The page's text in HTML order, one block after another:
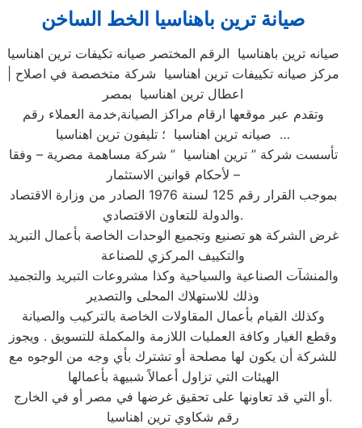
صيانة ترين باهناسيا الخط الساخن
صيانه ترين باهناسيا الرقم المختصر صيانه تكيفات ترين اهناسيا
اعطال ترين اهناسيا بمصر
وتقدم عبر موقعها ارقام مراكز الصيانة,خدمة العملاء رقم
صيانه ترين اهناسيا ؛ تليفون ترين اهناسيا …
تأسست شركة ” ترين اهناسيا ” شركة مساهمة مصرية – وفقا
لأحكام قوانين الاستثمار –
بموجب القرار رقم 125 لسنة 1976 الصادر من وزارة الاقتصاد
والدولة للتعاون الاقتصادي.
غرض الشركة هو تصنيع وتجميع الوحدات الخاصة بأعمال التبريد
والتكييف المركزي للصناعة
والمنشآت الصناعية والسياحية وكذا مشروعات التبريد والتجميد
وذلك للاستهلاك المحلى والتصدير
وكذلك القيام بأعمال المقاولات الخاصة بالتركيب والصيانة
وقطع الغيار وكافة العمليات اللازمة والمكملة للتسويق . ويجوز
للشركة أن يكون لها مصلحة أو تشترك بأي وجه من الوجوه مع
الهيئات التي تزاول أعمالاً شبيهة بأعمالها
أو التي قد تعاونها على تحقيق غرضها في مصر أو في الخارج.
رقم شكاوي ترين اهناسيا